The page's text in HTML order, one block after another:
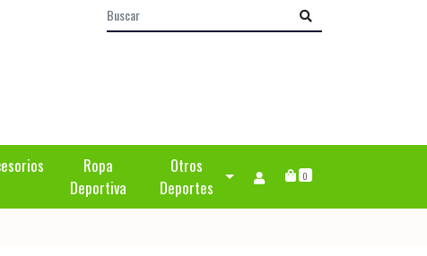
Ropa
Deportiva
Otros
Deportes
0